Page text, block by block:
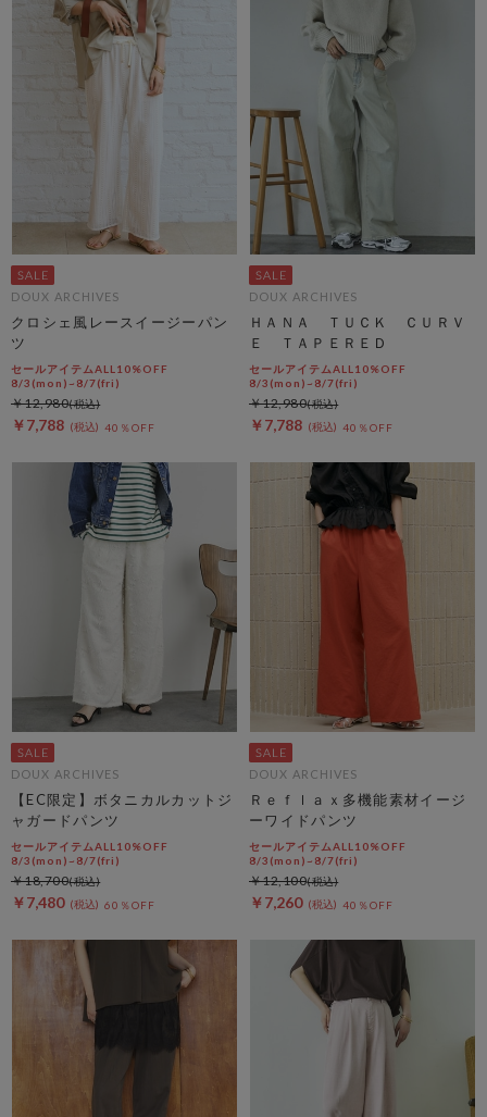
DOUX ARCHIVES
クロシェ風レースイージーパン
ツ
セールアイテムALL10%OFF
8/3(mon)~8/7(fri)
￥7,788 40％OFF
￥12,980
DOUX ARCHIVES
ＨＡＮＡ ＴＵＣＫ ＣＵＲＶ
Ｅ ＴＡＰＥＲＥＤ
セールアイテムALL10%OFF
8/3(mon)~8/7(fri)
￥7,788 40％OFF
￥12,980
DOUX ARCHIVES
【EC限定】ボタニカルカットジ
ャガードパンツ
セールアイテムALL10%OFF
8/3(mon)~8/7(fri)
￥7,480 60％OFF
￥18,700
DOUX ARCHIVES
Ｒｅｆｌａｘ多機能素材イージ
ーワイドパンツ
セールアイテムALL10%OFF
8/3(mon)~8/7(fri)
￥7,260 40％OFF
￥12,100